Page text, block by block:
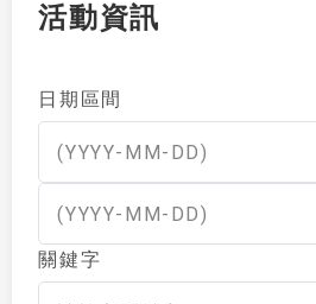
活動資訊
日期區間
(YYYY-MM-DD)
(YYYY-MM-DD)
關鍵字
目前共 2 筆資料